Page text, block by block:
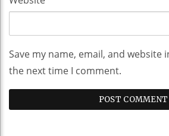
Save my name, email, and website
the next time I comment.